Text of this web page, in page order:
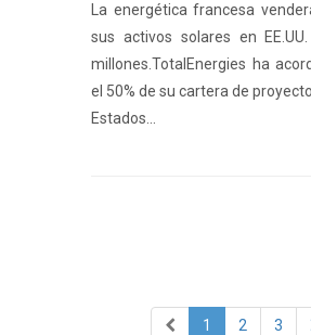
La energética francesa
sus activos solares en
millones.TotalEnergies ha
el 50% de su cartera de
Estados...
1 2 3